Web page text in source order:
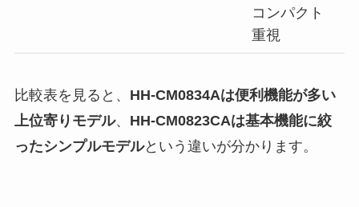
コンパクト
重視
比較表を見ると、 HH-CM0834Aは便利機能が多い
上位寄りモデル、 HH-CM0823CAは基本機能に絞
ったシンプルモデルという違いが分かります。